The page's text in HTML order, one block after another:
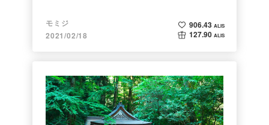
モミジ
2021/02/18
906.43 ALIS
127.90 ALIS